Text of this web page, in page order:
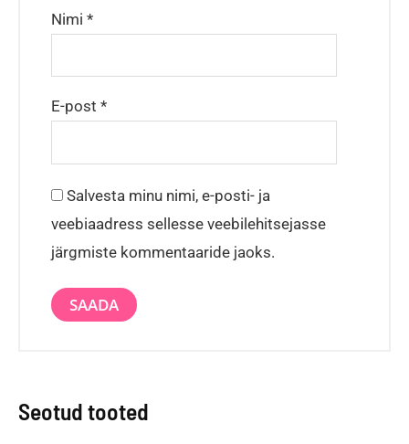
Nimi *
E-post *
Salvesta minu nimi, e-posti- ja
veebiaadress sellesse veebilehitsejasse
järgmiste kommentaaride jaoks.
Seotud tooted